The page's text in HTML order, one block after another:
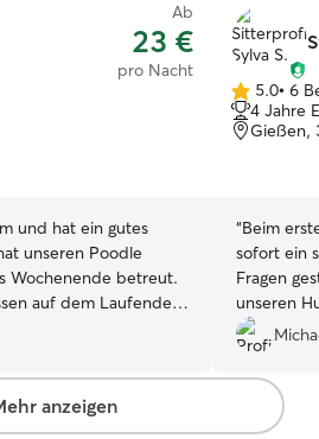
Ab
23 €
pro Nacht
und hat ein gutes
unseren Poodle
Wochenende betreut.
auf dem Laufenden
Wir merkten bei
sich bei ihr sehr
gefühlt hat. Und sie hat
gehäkelt. Wir
wenn sie wieder auf
5.0
von
5
5.0• 6
4 Jahre
Gießen,
“Beim
sofort ein
Fragen
unseren
sofort
Während
wirklich
bei Sylva
ihm
anzeigen